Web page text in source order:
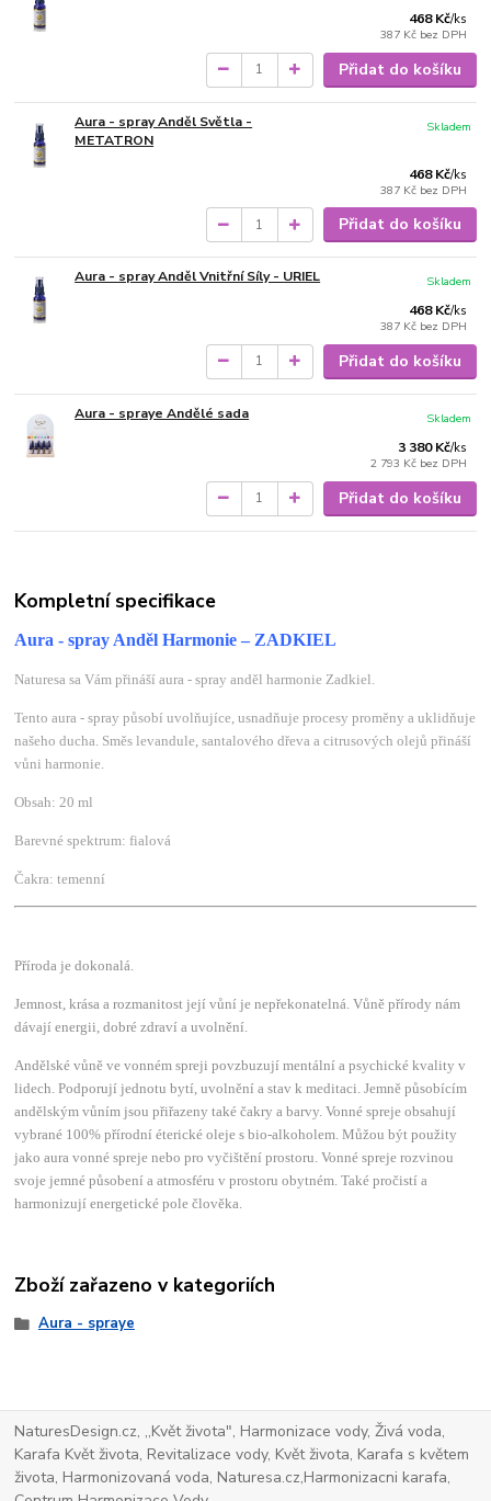
468 Kč/ks
387 Kč bez DPH
Přidat do košíku
Aura - spray Anděl Světla -
METATRON
468 Kč/ks
387 Kč bez DPH
Skladem
Přidat do košíku
Aura - spray Anděl Vnitřní Síly - URIEL
468 Kč/ks
387 Kč bez DPH
Skladem
Přidat do košíku
Aura - spraye Andělé sada
3 380 Kč/ks
2 793 Kč bez DPH
Skladem
Přidat do košíku
Kompletní specifikace
Aura - spray Anděl Harmonie – ZADKIEL
Naturesa sa Vám přináší aura - spray anděl harmonie Zadkiel.
Tento aura - spray působí uvolňujíce, usnadňuje procesy proměny a uklidňuje
našeho ducha. Směs levandule, santalového dřeva a citrusových olejů přináší
vůni harmonie.
Obsah: 20 ml
Barevné spektrum: fialová
Čakra: temenní
Příroda je dokonalá.
Jemnost, krása a rozmanitost její vůní je nepřekonatelná. Vůně přírody nám
dávají energii, dobré zdraví a uvolnění.
Andělské vůně ve vonném spreji povzbuzují mentální a psychické kvality v
lidech. Podporují jednotu bytí, uvolnění a stav k meditaci. Jemně působícím
andělským vůním jsou přiřazeny také čakry a barvy. Vonné spreje obsahují
vybrané 100% přírodní éterické oleje s bio-alkoholem. Můžou být použity
jako aura vonné spreje nebo pro vyčištění prostoru. Vonné spreje rozvinou
svoje jemné působení a atmosféru v prostoru obytném. Také pročistí a
harmonizují energetické pole člověka.
Zboží zařazeno v kategoriích
Aura - spraye
NaturesDesign.cz, ,,Květ života", Harmonizace vody, Živá voda,
Karafa Květ života, Revitalizace vody, Květ života, Karafa s květem
života, Harmonizovaná voda, Naturesa.cz,Harmonizacni karafa,